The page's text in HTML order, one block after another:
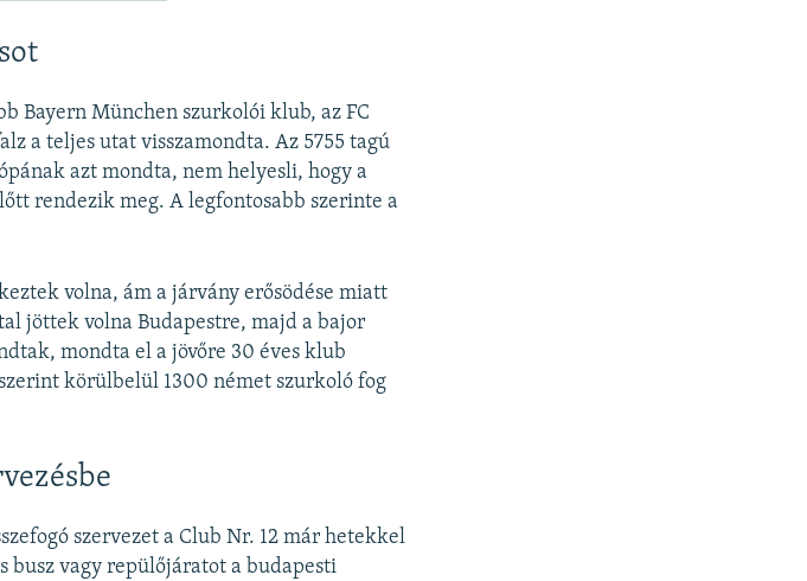
Bayern München szurkolói klub, az FC
a teljes utat visszamondta. Az 5755 tagú
azt mondta, nem helyesli, hogy a
rendezik meg. A legfontosabb szerinte a
volna, ám a járvány erősödése miatt
jöttek volna Budapestre, majd a bajor
mondta el a jövőre 30 éves klub
körülbelül 1300 német szurkoló fog
szervezet a Club Nr. 12 már hetekkel
busz vagy repülőjáratot a budapesti